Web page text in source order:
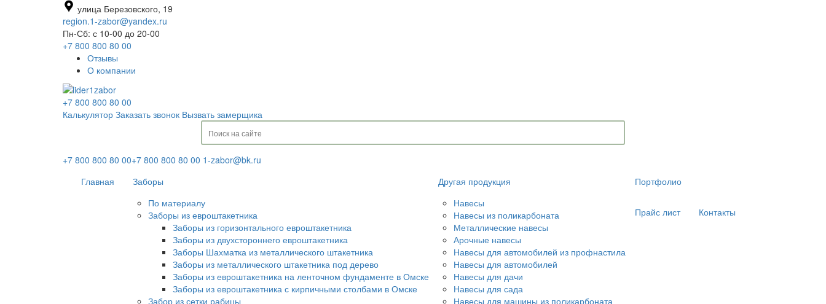
улица Березовского, 19
region.1-zabor@yandex.ru
Пн-Сб: с 10-00 до 20-00
+7 800 800 80 00
Отзывы
О компании
+7 800 800 80 00
Калькулятор Заказать звонок Вызвать замерщика
+7 800 800 80 00
Главная
Заборы
По материалу
Заборы из евроштакетника
Заборы из горизонтального евроштакетника
Заборы из двухстороннего евроштакетника
Заборы Шахматка из металлического штакетника
Заборы из металлического штакетника под дерево
Заборы из евроштакетника на ленточном фундаменте в Омске
Заборы из евроштакетника с кирпичными столбами в Омске
Забор из сетки рабицы
Другая продукция
Навесы
Навесы из поликарбоната
Металлические навесы
Арочные навесы
Навесы для автомобилей из профнастила
Навесы для автомобилей
Навесы для дачи
Навесы для сада
Навесы для машины из поликарбоната
Портфолио
Прайс лист Контакты
+7 800 800 80 00 1-zabor@bk.ru